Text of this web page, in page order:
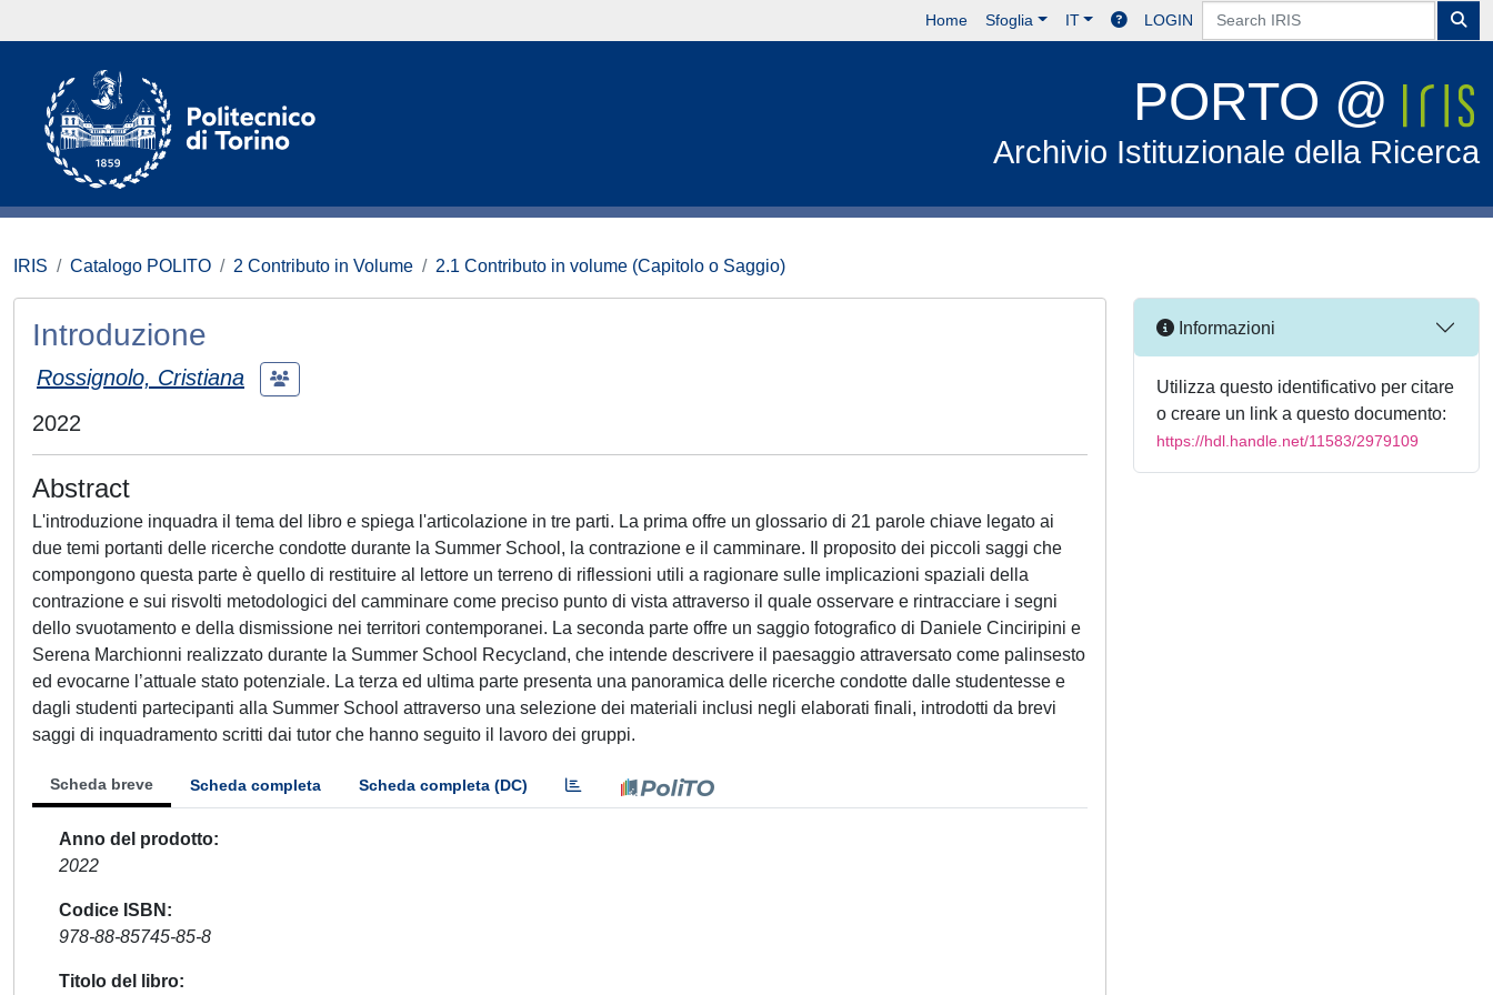
Home Sfoglia IT LOGIN
PORTO @
Archivio Istituzionale della Ricerca
IRIS Catalogo POLITO 2 Contributo in Volume 2.1 Contributo in volume (Capitolo o Saggio)
Introduzione
Rossignolo, Cristiana
2022
Abstract
L'introduzione inquadra il tema del libro e spiega l'articolazione in tre parti. La prima offre un glossario di 21 parole chiave legato ai
due temi portanti delle ricerche condotte durante la Summer School, la contrazione e il camminare. Il proposito dei piccoli saggi che
compongono questa parte è quello di restituire al lettore un terreno di riflessioni utili a ragionare sulle implicazioni spaziali della
contrazione e sui risvolti metodologici del camminare come preciso punto di vista attraverso il quale osservare e rintracciare i segni
dello svuotamento e della dismissione nei territori contemporanei. La seconda parte offre un saggio fotografico di Daniele Cinciripini e
Serena Marchionni realizzato durante la Summer School Recycland, che intende descrivere il paesaggio attraversato come palinsesto
ed evocarne l’attuale stato potenziale. La terza ed ultima parte presenta una panoramica delle ricerche condotte dalle studentesse e
dagli studenti partecipanti alla Summer School attraverso una selezione dei materiali inclusi negli elaborati finali, introdotti da brevi
saggi di inquadramento scritti dai tutor che hanno seguito il lavoro dei gruppi.
Scheda breve Scheda completa Scheda completa (DC)
Anno del prodotto
2022
Codice ISBN
978-88-85745-85-8
Titolo del libro
Informazioni
Utilizza questo identificativo per citare
o creare un link a questo documento:
https://hdl.handle.net/11583/2979109